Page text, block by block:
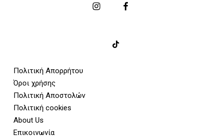
Πολιτική Απορρήτου
Όροι χρήσης
Πολιτική Αποστολών
Πολιτική cookies
About Us
Επικοινωνία